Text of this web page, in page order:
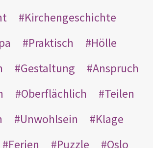
Kirchengeschichte
Praktisch
Hölle
Gestaltung
Anspruch
Oberflächlich
Teilen
Unwohlsein
Klage
Ferien Puzzle
Oslo